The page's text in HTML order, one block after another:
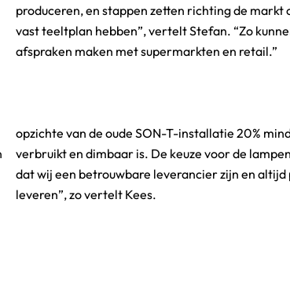
produceren, en stappen zetten richting de markt
afspraken maken met supermarkten en retail.”
leveren”, zo vertelt Kees.